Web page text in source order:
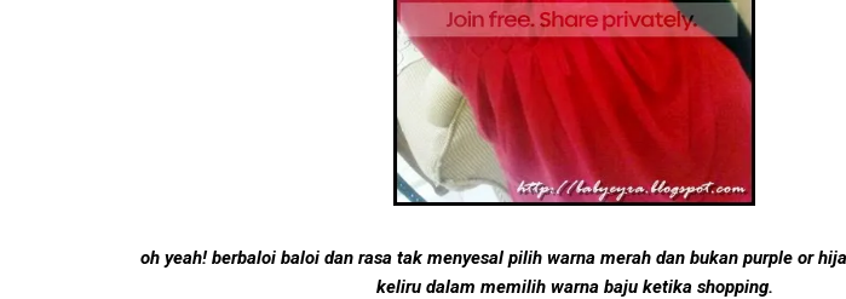
oh yeah! berbaloi baloi dan rasa tak menyesal pilih warna merah dan bukan purple or
keliru dalam memilih warna baju ketika shopping.